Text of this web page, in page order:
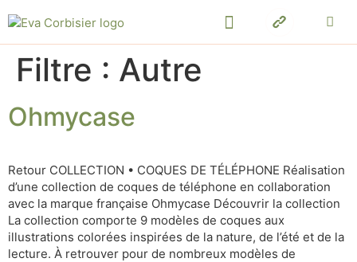
Filtre : Autre
Ohmycase
Retour COLLECTION • COQUES DE TÉLÉPHONE Réalisation
d’une collection de coques de téléphone en collaboration
avec la marque française Ohmycase Découvrir la collection
La collection comporte 9 modèles de coques aux
illustrations colorées inspirées de la nature, de l’été et de la
lecture. À retrouver pour de nombreux modèles de